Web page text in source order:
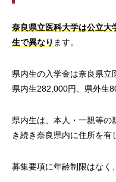
奈良県立医科大学は公立大
生で異なり ます。
県内生の入学金は奈良県立
県内生282,000円、県外生
県内生は、本人・一親等の
き続き奈良県内に住所を有
募集要項に年齢制限はなく